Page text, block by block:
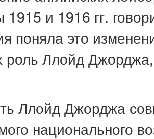
1915 и 1916 гг.
поняла это
роль Ллойд
Ллойд Джорджа
национального